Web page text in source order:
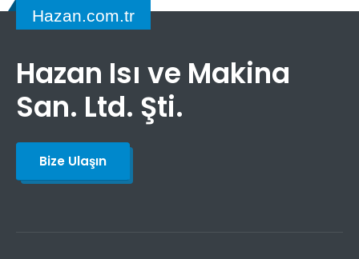
Hazan.com.tr
Hazan Isı ve Makina
San. Ltd. Şti.
Bize Ulaşın